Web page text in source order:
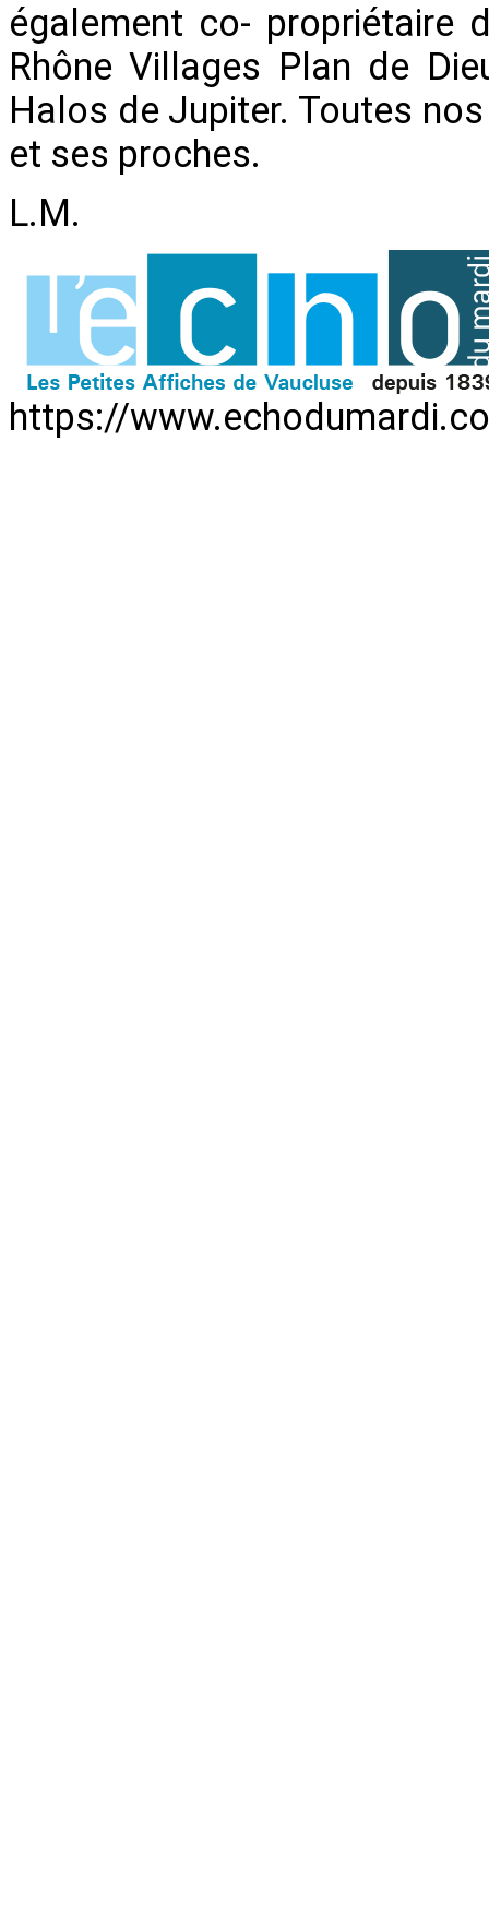
également co- propriétaire
Rhône Villages Plan de
Halos de Jupiter. Toutes
et ses proches.
L.M.
https://